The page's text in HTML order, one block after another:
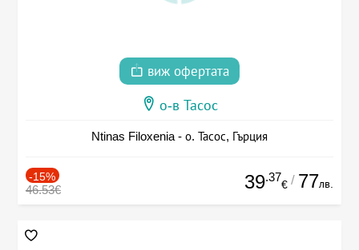
виж офертата
о-в Тасос
Ntinas Filoxenia - о. Тасос, Гърция
-15%
46.53€ 39.37
€ / 77лв.